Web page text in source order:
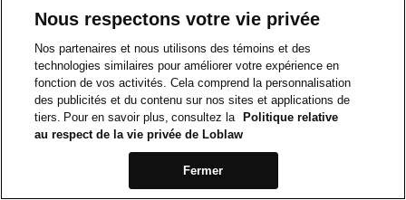
Nous respectons votre vie privée
Nos partenaires et nous utilisons des témoins et des
technologies similaires pour améliorer votre expérience en
fonction de vos activités. Cela comprend la personnalisation
des publicités et du contenu sur nos sites et applications de
tiers. Pour en savoir plus, consultez la
Politique relative
au respect de la vie privée de Loblaw
Fermer